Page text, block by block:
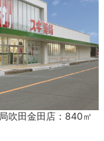
吹田金田店：840㎡